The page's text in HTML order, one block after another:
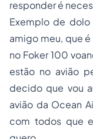
responder é
Exemplo de
amigo meu, que
no Foker 100
estão no avião
decido que vou
avião da Ocean
com todos que